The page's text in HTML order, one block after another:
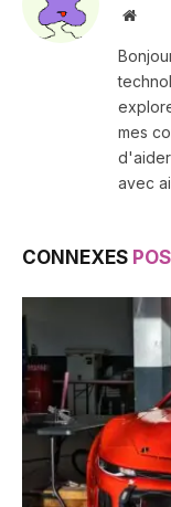
Site
mes
avec
CONNEXES